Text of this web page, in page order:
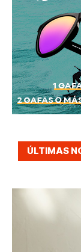
ÚLTIMAS